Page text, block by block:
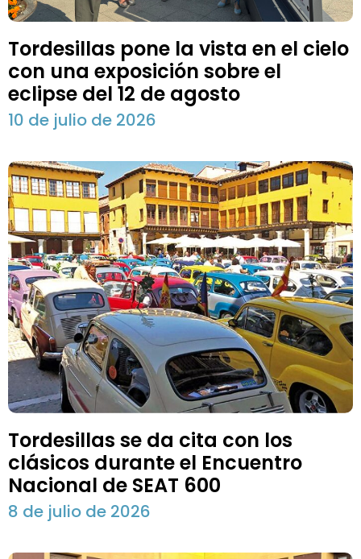
Tordesillas pone la vista en el cielo
con una exposición sobre el
eclipse del 12 de agosto
10 de julio de 2026
Tordesillas se da cita con los
clásicos durante el Encuentro
Nacional de SEAT 600
8 de julio de 2026